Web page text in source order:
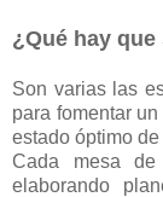
¿Qué hay
Son varias las
para fomentar
estado óptimo
Cada mesa
elaborando